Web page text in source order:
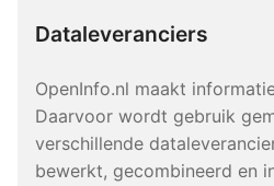
Dataleveranciers
OpenInfo.nl maakt
Daarvoor wordt gebruik
verschillende
bewerkt, gecombineerd en